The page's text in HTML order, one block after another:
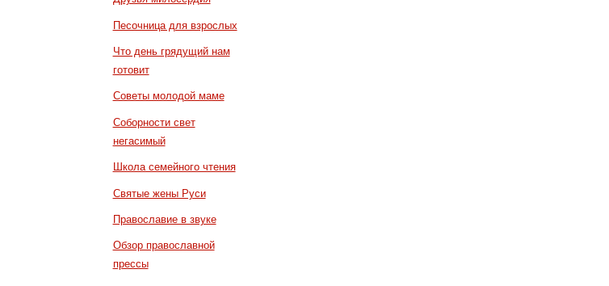
Песочница для взрослых
Что день грядущий нам
готовит
Советы молодой маме
Соборности свет
негасимый
Школа семейного чтения
Святые жены Руси
Православие в звуке
Обзор православной
прессы